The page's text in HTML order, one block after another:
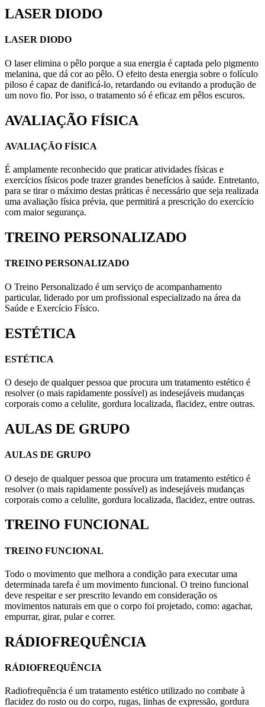
LASER DIODO
LASER DIODO
O laser elimina o pêlo porque a sua energia é captada pelo pigmento
melanina, que dá cor ao pêlo. O efeito desta energia sobre o folículo
piloso é capaz de danificá-lo, retardando ou evitando a produção de
um novo fio. Por isso, o tratamento só é eficaz em pêlos escuros.
AVALIAÇÃO FÍSICA
AVALIAÇÃO FÍSICA
É amplamente reconhecido que praticar atividades físicas e
exercícios físicos pode trazer grandes benefícios à saúde. Entretanto,
para se tirar o máximo destas práticas é necessário que seja realizada
uma avaliação física prévia, que permitirá a prescrição do exercício
com maior segurança.
TREINO PERSONALIZADO
TREINO PERSONALIZADO
O Treino Personalizado é um serviço de acompanhamento
particular, liderado por um profissional especializado na área da
Saúde e Exercício Físico.
ESTÉTICA
ESTÉTICA
O desejo de qualquer pessoa que procura um tratamento estético é
resolver (o mais rapidamente possível) as indesejáveis mudanças
corporais como a celulite, gordura localizada, flacidez, entre outras.
AULAS DE GRUPO
AULAS DE GRUPO
O desejo de qualquer pessoa que procura um tratamento estético é
resolver (o mais rapidamente possível) as indesejáveis mudanças
corporais como a celulite, gordura localizada, flacidez, entre outras.
TREINO FUNCIONAL
TREINO FUNCIONAL
Todo o movimento que melhora a condição para executar uma
determinada tarefa é um movimento funcional. O treino funcional
deve respeitar e ser prescrito levando em consideração os
movimentos naturais em que o corpo foi projetado, como: agachar,
empurrar, girar, pular e correr.
RÁDIOFREQUÊNCIA
RÁDIOFREQUÊNCIA
Radiofrequência é um tratamento estético utilizado no combate à
flacidez do rosto ou do corpo, rugas, linhas de expressão, gordura